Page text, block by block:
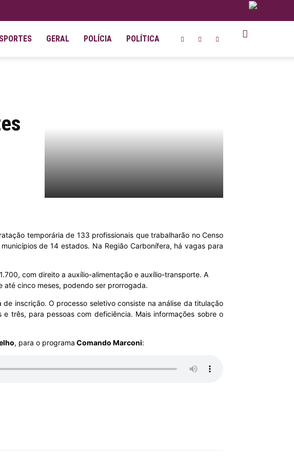
GERAL POLÍCIA POLÍTICA
temporária de 133 profissionais que trabalharão no Censo
de 14 estados. Na Região Carbonífera, há vagas para
com direito a auxílio-alimentação e auxílio-transporte. A
até cinco meses, podendo ser prorrogada.
inscrição. O processo seletivo consiste na análise da titulação
três, para pessoas com deficiência. Mais informações sobre o
, para o programa Comando Marconi: